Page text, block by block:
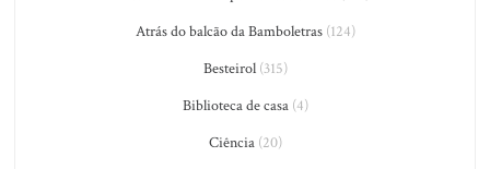
Atrás do balcão da Bamboletras(124)
Besteirol(315)
Biblioteca de casa(4)
Ciência(20)